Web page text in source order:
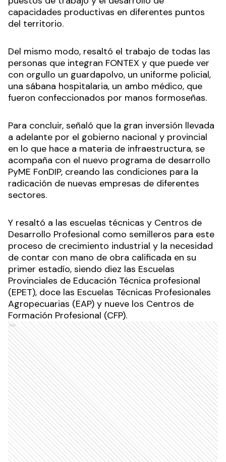
capacidades productivas en diferentes puntos
del territorio.
Del mismo modo, resaltó el trabajo de todas las
personas que integran FONTEX y que puede ver
con orgullo un guardapolvo, un uniforme policial,
una sábana hospitalaria, un ambo médico, que
fueron confeccionados por manos formoseñas.
Para concluir, señaló que la gran inversión llevada
a adelante por el gobierno nacional y provincial
en lo que hace a materia de infraestructura, se
acompaña con el nuevo programa de desarrollo
PyME FonDIP, creando las condiciones para la
radicación de nuevas empresas de diferentes
sectores.
Y resaltó a las escuelas técnicas y Centros de
Desarrollo Profesional como semilleros para este
proceso de crecimiento industrial y la necesidad
de contar con mano de obra calificada en su
primer estadío, siendo diez las Escuelas
Provinciales de Educación Técnica profesional
(EPET), doce las Escuelas Técnicas Profesionales
Agropecuarias (EAP) y nueve los Centros de
Formación Profesional (CFP).
Ads